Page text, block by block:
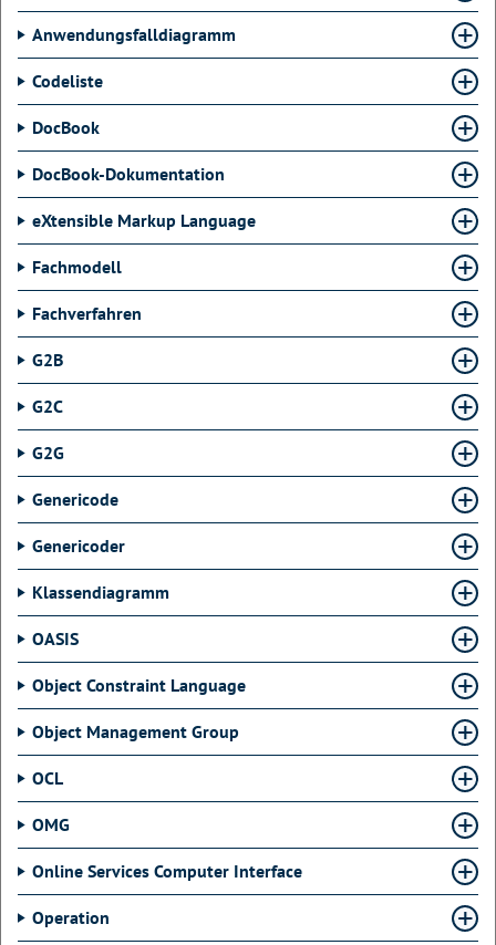
Anwendungsfalldiagramm
Codeliste
DocBook
DocBook-Dokumentation
eXtensible Markup Language
Fachmodell
Fachverfahren
G2B
G2C
G2G
Genericode
Genericoder
Klassendiagramm
OASIS
Object Constraint Language
Object Management Group
OCL
OMG
Online Services Computer Interface
Operation